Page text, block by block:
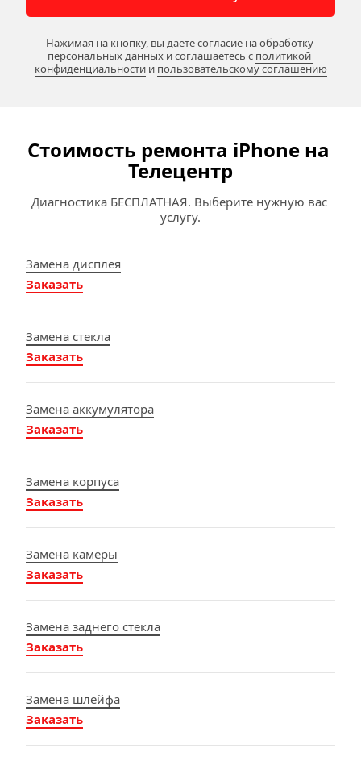
Нажимая на кнопку, вы даете согласие на обработку
персональных данных и соглашаетесь c политикой
конфиденциальности и пользовательскому соглашению
Стоимость ремонта iPhone на
Телецентр
Диагностика БЕСПЛАТНАЯ. Выберите нужную вас
услугу.
Замена дисплея
Заказать
Замена стекла
Заказать
Замена аккумулятора
Заказать
Замена корпуса
Заказать
Замена камеры
Заказать
Замена заднего стекла
Заказать
Замена шлейфа
Заказать